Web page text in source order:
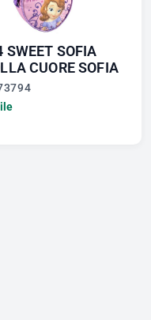
SWEET SOFIA
CUORE SOFIA